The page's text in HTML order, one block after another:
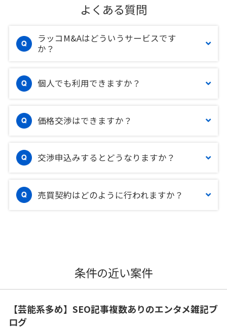
よくある質問
ラッコM&Aはどういうサービスです
か？
個人でも利用できますか？
価格交渉はできますか？
交渉申込みするとどうなりますか？
売買契約はどのように行われますか？
条件の近い案件
【芸能系多め】SEO記事複数ありのエンタメ雑記ブ
ログ